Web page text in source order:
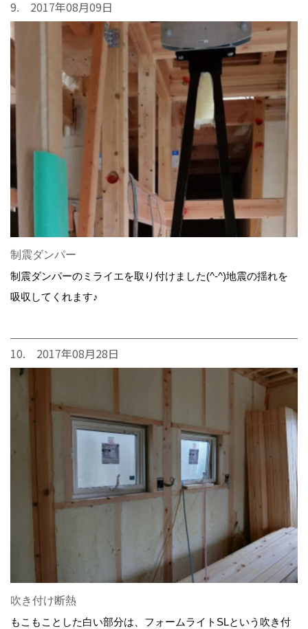
9. 2017年08月09日
制震ダンパー
制震ダンパーのミライエを取り付けました(^-^)地震の揺れを
吸収してくれます♪
10. 2017年08月28日
吹き付け断熱
もこもことした白い部分は、フォームライトSLという吹き付